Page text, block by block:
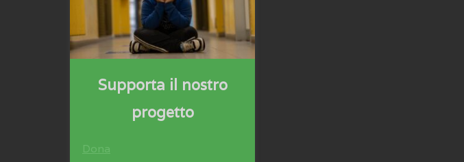
Supporta il nostro
progetto
Dona